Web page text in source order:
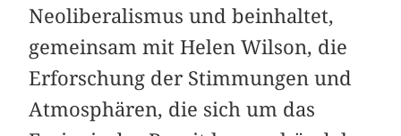
Neoliberalismus und beinhaltet,
gemeinsam mit Helen Wilson, die
Erforschung der Stimmungen und
Atmosphären, die sich um das